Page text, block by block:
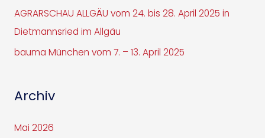
AGRARSCHAU ALLGÄU vom 24. bis 28. April 2025 in
Dietmannsried im Allgäu
bauma München vom 7. – 13. April 2025
Archiv
Mai 2026